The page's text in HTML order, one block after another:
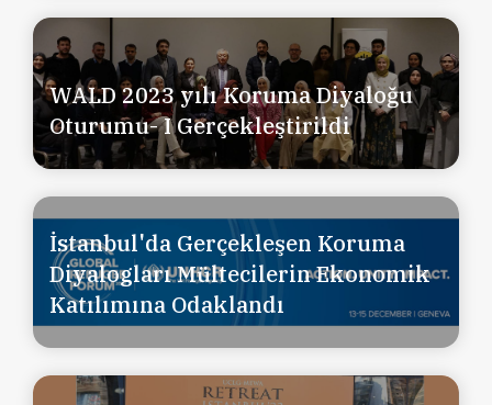
WALD 2023 yılı Koruma Diyaloğu
Oturumu- I Gerçekleştirildi
İstanbul'da Gerçekleşen Koruma
Diyalogları Mültecilerin Ekonomik
Katılımına Odaklandı